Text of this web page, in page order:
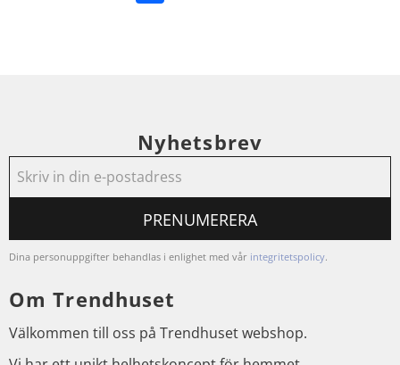
Nyhetsbrev
PRENUMERERA
Dina personuppgifter behandlas i enlighet med vår integritetspolicy.
Om Trendhuset
Välkommen till oss på Trendhuset webshop.